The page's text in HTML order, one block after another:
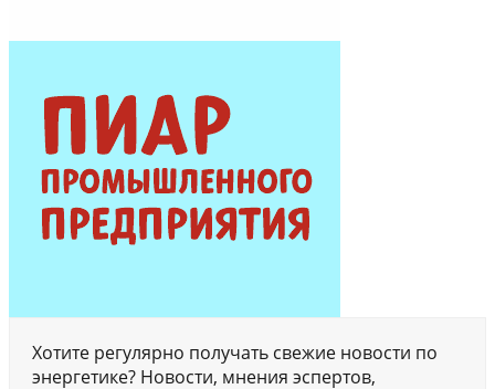
Хотите регулярно получать свежие новости по
энергетике? Новости, мнения эспертов,